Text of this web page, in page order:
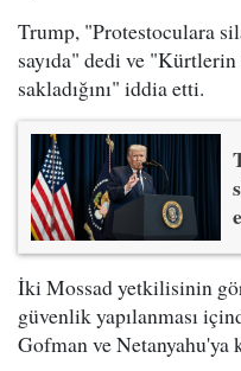
Trump, "Protestoculara
sayıda" dedi ve
sakladığını" iddia etti.
İki Mossad yetkilisinin
güvenlik yapılanması
Gofman ve Netanyahu'ya